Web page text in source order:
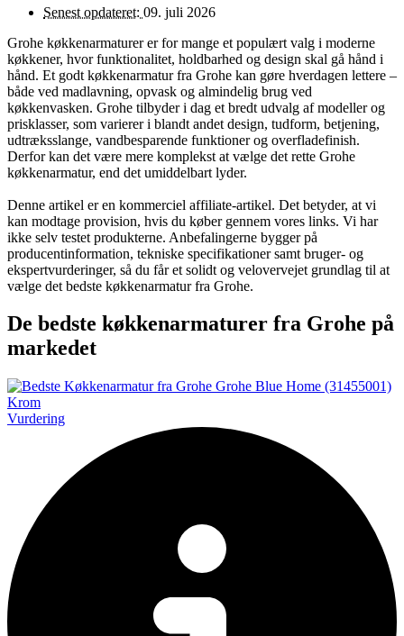
Senest opdateret: 09. juli 2026
Grohe køkkenarmaturer er for mange et populært valg i moderne
køkkener, hvor funktionalitet, holdbarhed og design skal gå hånd i
hånd. Et godt køkkenarmatur fra Grohe kan gøre hverdagen lettere –
både ved madlavning, opvask og almindelig brug ved
køkkenvasken. Grohe tilbyder i dag et bredt udvalg af modeller og
prisklasser, som varierer i blandt andet design, tudform, betjening,
udtræksslange, vandbesparende funktioner og overfladefinish.
Derfor kan det være mere komplekst at vælge det rette Grohe
køkkenarmatur, end det umiddelbart lyder.
Denne artikel er en kommerciel affiliate-artikel. Det betyder, at vi
kan modtage provision, hvis du køber gennem vores links. Vi har
ikke selv testet produkterne. Anbefalingerne bygger på
producentinformation, tekniske specifikationer samt bruger- og
ekspertvurderinger, så du får et solidt og velovervejet grundlag til at
vælge det bedste køkkenarmatur fra Grohe.
De bedste køkkenarmaturer fra Grohe på
markedet
Vurdering